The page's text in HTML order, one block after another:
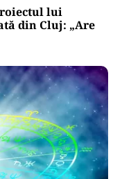
lui
din Cluj: „Are